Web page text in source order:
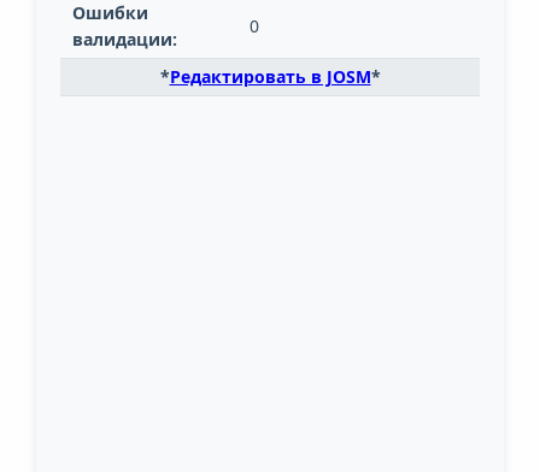
Ошибки
валидации:
0
*Редактировать в JOSM*